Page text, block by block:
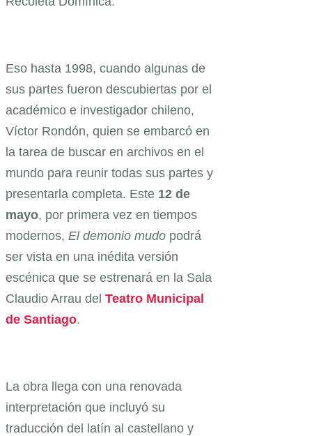
Eso hasta 1998, cuando algunas de
sus partes fueron descubiertas por el
académico e investigador chileno,
Víctor Rondón, quien se embarcó en
la tarea de buscar en archivos en el
mundo para reunir todas sus partes y
presentarla completa. Este 12 de
mayo, por primera vez en tiempos
modernos, El demonio mudo podrá
ser vista en una inédita versión
escénica que se estrenará en la Sala
Claudio Arrau del Teatro Municipal
de Santiago.
La obra llega con una renovada
interpretación que incluyó su
traducción del latín al castellano y